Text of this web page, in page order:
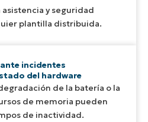
y seguridad
plantilla distribuida.
incidentes
del hardware
de la batería o la
de memoria pueden
de inactividad.